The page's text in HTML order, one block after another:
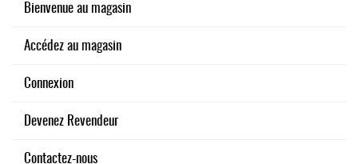
Bienvenue au magasin
Accédez au magasin
Connexion
Devenez Revendeur
Contactez-nous